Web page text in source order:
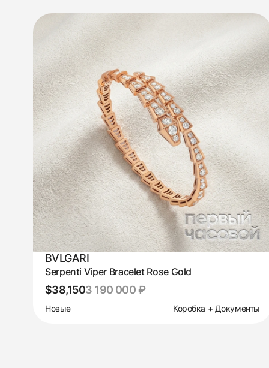
BVLGARI
Serpenti Viper Bracelet Rose Gold
$38,1503 190 000 ₽
Новые Коробка + Документы